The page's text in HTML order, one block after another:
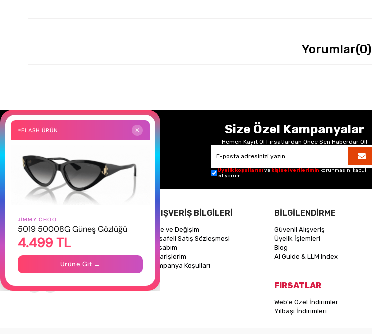
Yorumlar(0)
Size Özel Kampanyalar
Hemen Kayıt Ol Fırsatlardan Önce Sen Haberdar Ol!
Üyelik koşullarınıve kişisel verilerimin korunmasını kabul
ediyorum.
Hakkımızda
Gizlilik Politikası
İletişim
Mağazalarımız
Takipte Kal
ALIŞVERİŞ BİLGİLERİ
İade ve Değişim
Mesafeli Satış Sözleşmesi
Hesabım
Siparişlerim
Kampanya Koşulları
BİLGİLENDİRME
Güvenli Alışveriş
Üyelik İşlemleri
Blog
AI Guide & LLM Index
FIRSATLAR
Web'e Özel İndirimler
Yılbaşı İndirimleri
FLASH ÜRÜN ✕
JIMMY CHOO
5019 50008G Güneş Gözlüğü
4.499 TL
Ürüne Git →